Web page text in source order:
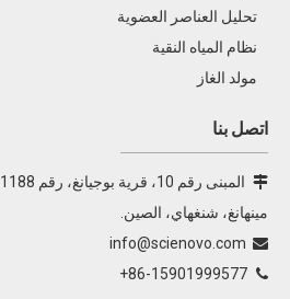
تحليل العناصر العضوية
نظام المياه النقية
مولد الغاز
اتصل بنا

مينهانغ، شنغهاي، الصين.


86-15901999577+